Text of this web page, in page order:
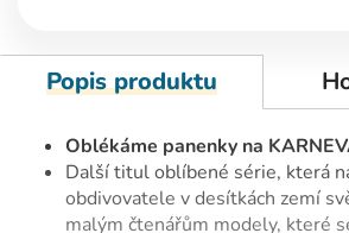
Popis produktu
Oblékáme panenky na
Další titul oblíbené série, která
obdivovatele v desítkách zemí
malým čtenářům modely, které